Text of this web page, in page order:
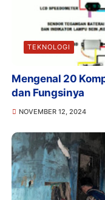
TEKNOLOGI
Mengenal 20
dan Fungsinya
NOVEMBER 12, 2024